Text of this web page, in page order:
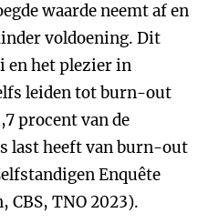
waarde neemt af en
voldoening. Dit
en het plezier in
leiden tot burn-out
procent van de
last heeft van burn-out
Enquête
CBS, TNO 2023).